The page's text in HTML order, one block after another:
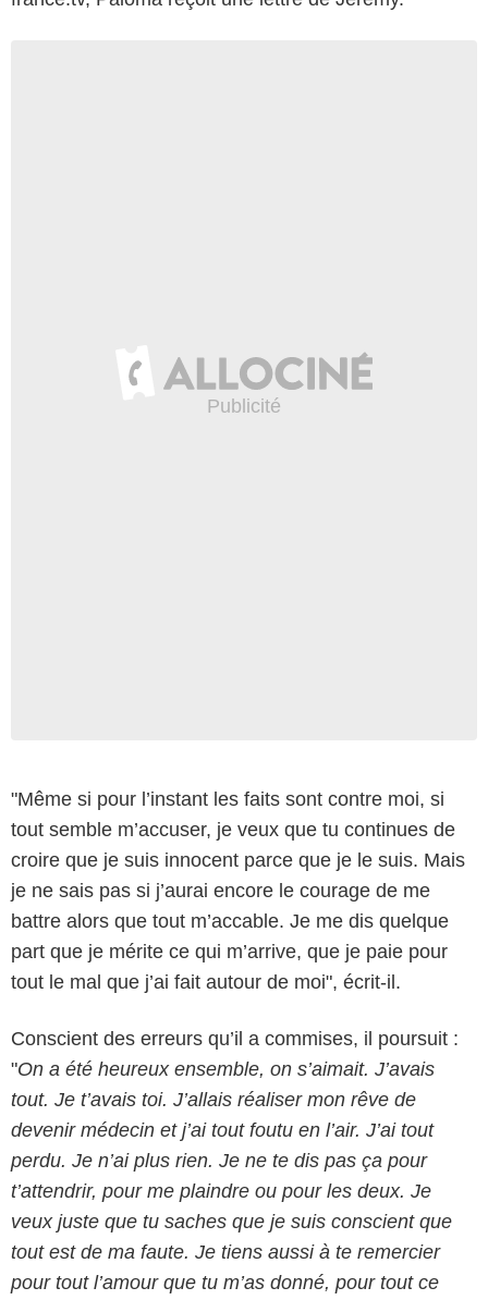
"Même si pour l’instant les faits sont contre moi, si
tout semble m’accuser, je veux que tu continues de
croire que je suis innocent parce que je le suis. Mais
je ne sais pas si j’aurai encore le courage de me
battre alors que tout m’accable. Je me dis quelque
part que je mérite ce qui m’arrive, que je paie pour
tout le mal que j’ai fait autour de moi", écrit-il.
Conscient des erreurs qu’il a commises, il poursuit :
"On a été heureux ensemble, on s’aimait. J’avais
tout. Je t’avais toi. J’allais réaliser mon rêve de
devenir médecin et j’ai tout foutu en l’air. J’ai tout
perdu. Je n’ai plus rien. Je ne te dis pas ça pour
t’attendrir, pour me plaindre ou pour les deux. Je
veux juste que tu saches que je suis conscient que
tout est de ma faute. Je tiens aussi à te remercier
pour tout l’amour que tu m’as donné, pour tout ce